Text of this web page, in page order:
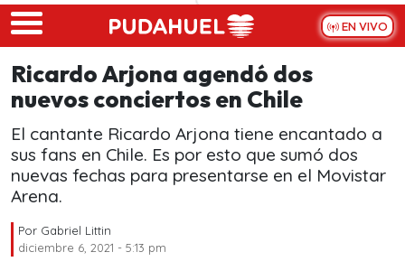
Skip to main content
EN VIVO
Ricardo Arjona agendó dos
nuevos conciertos en Chile
El cantante Ricardo Arjona tiene encantado a
sus fans en Chile. Es por esto que sumó dos
nuevas fechas para presentarse en el Movistar
Arena.
Por Gabriel Littin
diciembre 6, 2021 - 5:13 pm